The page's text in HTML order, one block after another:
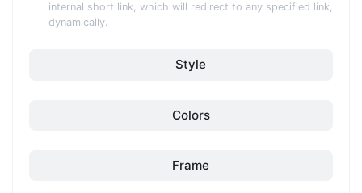
internal short link, which will redirect to any specified link,
dynamically.
Style
Colors
Frame